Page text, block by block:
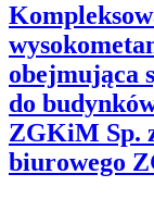
obejmująca
do
ZGKiM Sp.
biurowego